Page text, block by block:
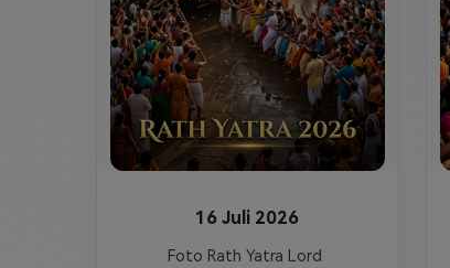
16 Juli 2026
Foto Rath Yatra Lord